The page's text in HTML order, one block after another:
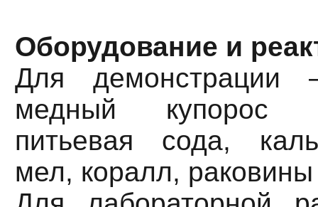
Оборудование и
Для демонстрации
медный купорос
питьевая сода,
мел, коралл,